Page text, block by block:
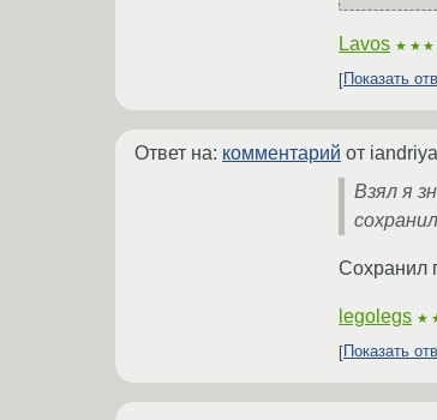
Lavos
Показать
Ответ на: комментарий от
Взял я
сохранил
Сохранил
legolegs
Показать